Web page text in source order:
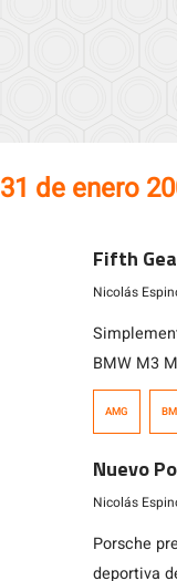
31 de enero
Fifth
Nicolás
BMW M3
con
con estas
AMG
Nuevo
Nicolás
Porsche
deportiva